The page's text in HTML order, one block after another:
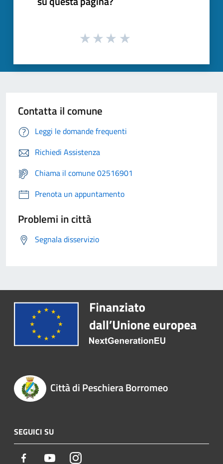
Contatta il comune
Leggi le domande frequenti
Richiedi Assistenza
Chiama il comune 02516901
Prenota un appuntamento
Problemi in città
Segnala disservizio
Città di Peschiera Borromeo
SEGUICI SU
Facebook YoutubeInstagram